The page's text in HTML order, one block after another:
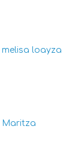
melisa loayza
Maritza